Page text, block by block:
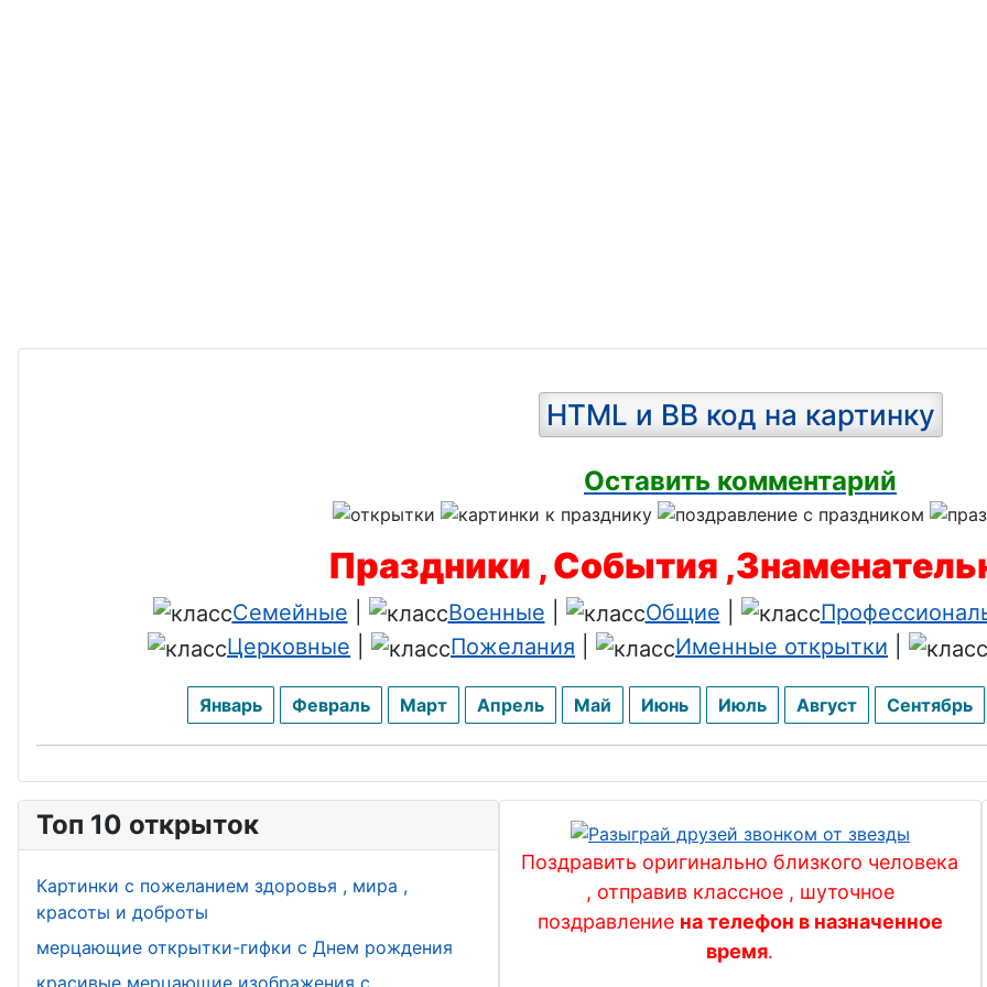
День оценщика
День сурдопереводчика
День сельского хозяйства
День пищевика
День дорожника
День невролога
День банковского
День вневедомственной
охраны
День сценариста
День печати
День ювелира
День бармена
День стоматолога
HTML и BB код на картинку
Оставить комментарий
Праздники , События
Семейные Военные Общие
Церковные
Пожелания Именные открытки
Январь Февраль Март Апрель Май Июнь Июль Август Сентябрь
Топ 10 открыток
Картинки с пожеланием здоровья , мира ,
красоты и доброты
мерцающие открытки-гифки с Днем рождения
красивые мерцающие изображения с
Поздравить оригинально близкого человека
, отправив классное , шуточное
поздравление на телефон в назначенное
время.